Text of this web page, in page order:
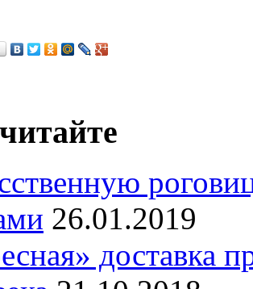
26.01.2019
доставка